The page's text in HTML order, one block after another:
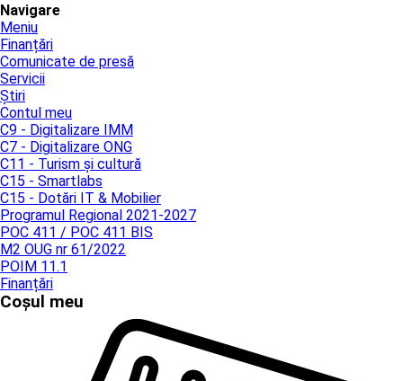
Navigare
Meniu
Finanțări
Comunicate de presă
Servicii
Știri
Contul meu
C9 - Digitalizare IMM
C7 - Digitalizare ONG
C11 - Turism și cultură
C15 - Smartlabs
C15 - Dotări IT & Mobilier
Programul Regional 2021-2027
POC 411 / POC 411 BIS
M2 OUG nr 61/2022
POIM 11.1
Finanțări
Coșul meu